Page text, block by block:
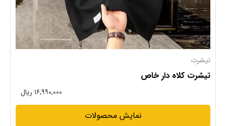
تیشرت
تیشرت کلاه دار خاص
۱۶,۹۹۰,۰۰۰ ریال
نمایش محصولات